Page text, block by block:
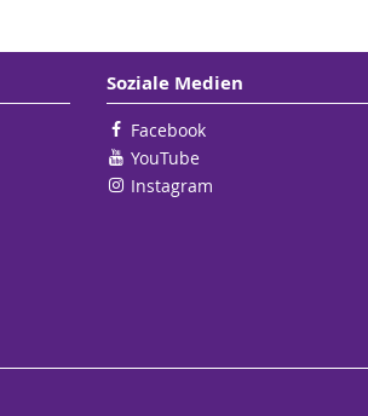
Soziale Medien
Facebook
YouTube
Instagram